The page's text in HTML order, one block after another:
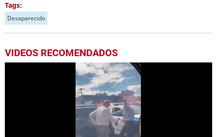
Tags:
Desaparecido
VIDEOS RECOMENDADOS